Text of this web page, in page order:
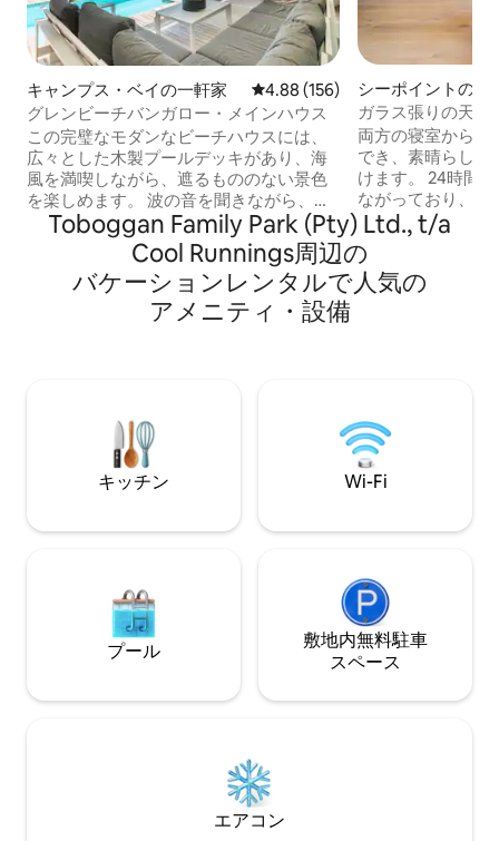
キャンプス・ベイの一軒家 レビュー156件、5つ星中4.88つ
4.88 (156)
グレンビーチバンガロー・メインハウス
この完璧なモダンなビーチハウスには、
広々とした木製プールデッキがあり、海
風を満喫しながら、遮るもののない景色
を楽しめます。 波の音を聞きながら、サ
ンラウンジャーでリラックスしましょ
う。 屋内では、キッチンとダイニングル
ームに開放された2つのラウンジエリアの
オープンプランのリビングスペースでく
つろぐことができます。 このビーチハウ
スのメインハウス階には、4寝室と4バス
れています） このビーチヴィラはグレン
ビーチに直接面しています。 （キャンプ
ス・ベイとクリフトン・ビーチの間にあ
る小さな飛び地） 最高の楽園です。 オー
プンプランのキッチン、ラウンジ、ダイ
ニングルームは、大きなデッキ付きプー
るもののない海の景色。 グレンビーチ
は、わずか15のビーチハウスがあるユニ
ークな立地です。 地元のレストラン街ま
で徒歩圏内です。 メインハウスには4つ
の寝室があり、8人まで宿泊可能です。
人数が多い場合は、上のペントハウスと
にプライベートで、専用プールがありま
す。 上のペントハウスには専用のプール
とバルコニーがあります。 ビーチゲート
シーポイントのマ
アパート
ガラス張りの天井
隠れ家
両方の寝室からバ
でき、素晴らしい
けます。 24時間
ながっており、帰
の場合は、警備
します。 アパート全体をご利用いただけ
ます。 オープン
ングキッチン、専
の1つです。 この
の高級レストラン
あります。 暑い
ク・タイダル・プ
シュしましょう。 残念ながら、路上駐車
場しかありませ
用するのが最も便
ました。 個人的
ルサービスをご希
手配いたします。 ご滞在前に、デッキに
屋外用家具が追加
ださい。 全室に
Toboggan Family Park (Pty) Ltd., t/a
Cool Runnings⁠周⁠辺⁠の
バ⁠ケ⁠ー⁠シ⁠ョ⁠ン⁠レ⁠ン⁠タ⁠ル⁠で人⁠気⁠の
ア⁠メ⁠ニ⁠テ⁠ィ⁠・⁠設⁠備
キッチン Wi-Fi
プール
敷地内無料駐⁠車
ス⁠ペ⁠ー⁠ス
エアコン